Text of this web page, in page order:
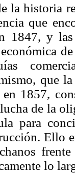
la historia
que
1847, y
que
en 1857,
de la
para
Ello
lo